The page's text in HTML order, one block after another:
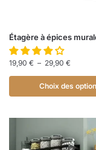
Étagère à épices
19,90 € – 29,90 €
Choix des